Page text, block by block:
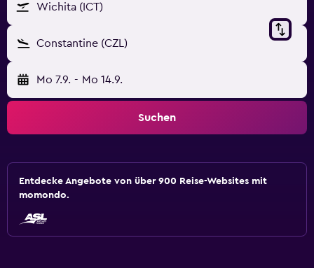
Wichita (ICT)
Constantine (CZL)
Mo 7.9. - Mo 14.9.
Suchen
Entdecke Angebote von über 900 Reise-Websites mit
momondo.